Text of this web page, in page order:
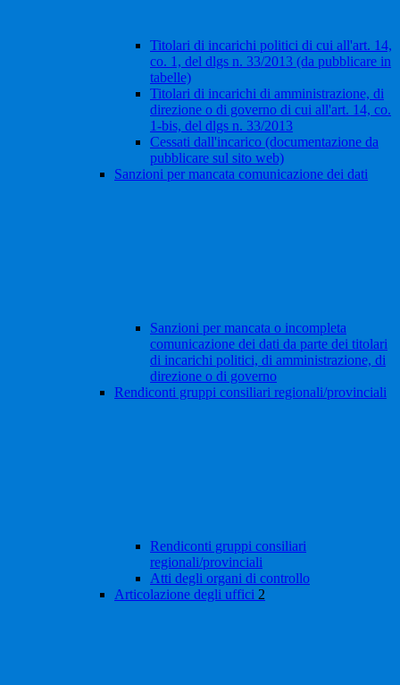
Titolari di incarichi politici di cui all'art. 14,
co. 1, del dlgs n. 33/2013 (da pubblicare in
tabelle)
Titolari di incarichi di amministrazione, di
direzione o di governo di cui all'art. 14, co.
1-bis, del dlgs n. 33/2013
Cessati dall'incarico (documentazione da
pubblicare sul sito web)
Sanzioni per mancata comunicazione dei dati
Sanzioni per mancata o incompleta
comunicazione dei dati da parte dei titolari
di incarichi politici, di amministrazione, di
direzione o di governo
Rendiconti gruppi consiliari regionali/provinciali
Rendiconti gruppi consiliari
regionali/provinciali
Atti degli organi di controllo
Articolazione degli uffici 2